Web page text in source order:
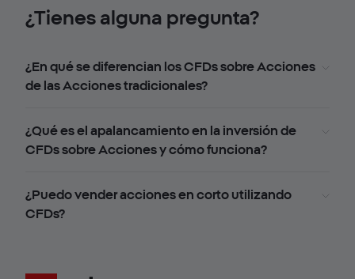
¿Tienes alguna pregunta?
¿En qué se diferencian los CFDs sobre Acciones
de las Acciones tradicionales?
¿Qué es el apalancamiento en la inversión de
CFDs sobre Acciones y cómo funciona?
¿Puedo vender acciones en corto utilizando
CFDs?